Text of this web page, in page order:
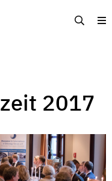
Suche
2017